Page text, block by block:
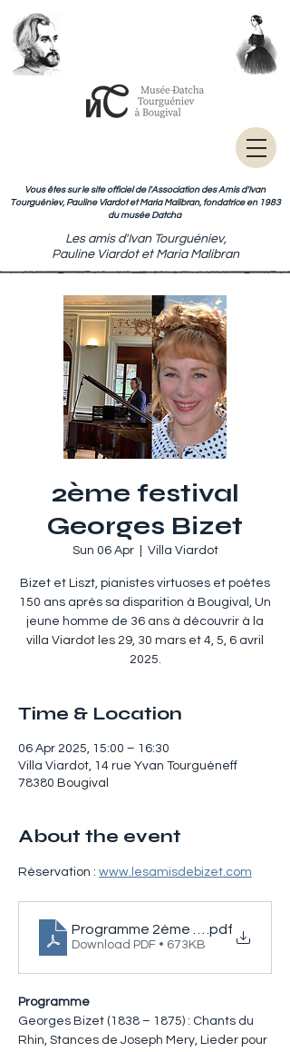
Vous êtes sur le site officiel de l'Association des Amis d'Ivan
Tourguéniev, Pauline Viardot et Maria Malibran, fondatrice en 1983
du musée Datcha
Les amis d'Ivan Tourguéniev,
Pauline Viardot et Maria Malibran
2ème festival
Georges Bizet
Sun 06 Apr
  |
Villa Viardot
Bizet et Liszt, pianistes virtuoses et poètes
150 ans après sa disparition à Bougival, Un
jeune homme de 36 ans à découvrir à la
villa Viardot les 29, 30 mars et 4, 5, 6 avril
Time & Location
06 Apr 2025, 15:00 – 16:30
Villa Viardot, 14 rue Yvan Tourguéneff
78380 Bougival
About the event
Réservation : www.lesamisdebizet.com
Programme 2ème festival
.pdf
Download PDF • 673KB
Programme
Georges Bizet (1838 – 1875) : Chants du
Rhin, Stances de Joseph Mery, Lieder pour